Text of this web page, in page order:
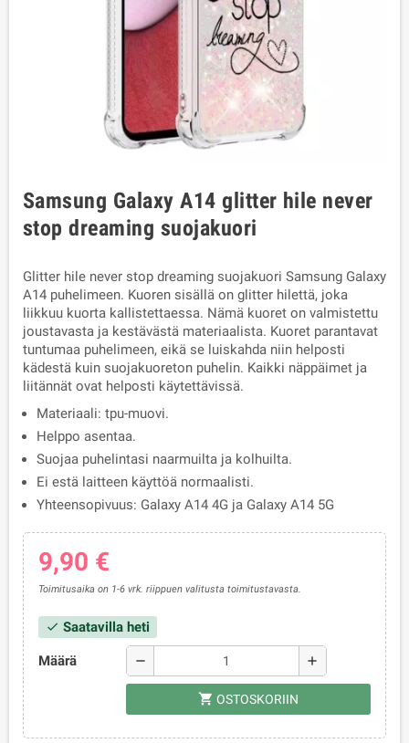
Samsung Galaxy A14 glitter hile never
stop dreaming suojakuori
Glitter hile never stop dreaming suojakuori Samsung Galaxy
A14 puhelimeen. Kuoren sisällä on glitter hilettä, joka
liikkuu kuorta kallistettaessa. Nämä kuoret on valmistettu
joustavasta ja kestävästä materiaalista. Kuoret parantavat
tuntumaa puhelimeen, eikä se luiskahda niin helposti
kädestä kuin suojakuoreton puhelin. Kaikki näppäimet ja
liitännät ovat helposti käytettävissä.
Materiaali: tpu-muovi.
Helppo asentaa.
Suojaa puhelintasi naarmuilta ja kolhuilta.
Ei estä laitteen käyttöä normaalisti.
Yhteensopivuus: Galaxy A14 4G ja Galaxy A14 5G
9,90 €
Toimitusaika on 1-6 vrk. riippuen valitusta toimitustavasta.
check Saatavilla heti
Määrä remove add
shopping_cart OSTOSKORIIN